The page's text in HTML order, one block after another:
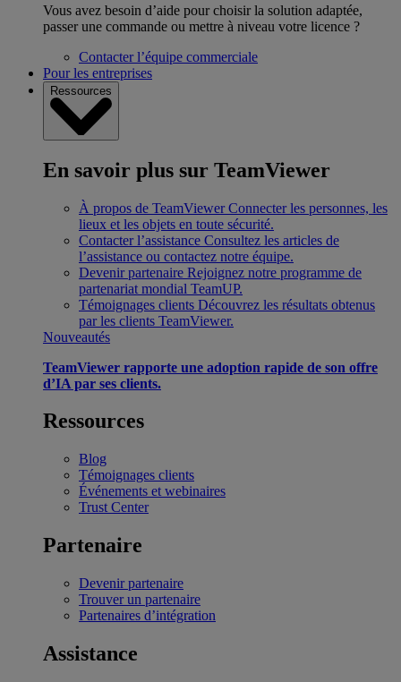
Vous avez besoin d’aide pour choisir la solution adaptée,
passer une commande ou mettre à niveau votre licence ?
Contacter l’équipe commerciale
Pour les entreprises
Ressources
En savoir plus sur TeamViewer
À propos de TeamViewer Connecter les personnes, les
lieux et les objets en toute sécurité.
Contacter l’assistance Consultez les articles de
l’assistance ou contactez notre équipe.
Devenir partenaire Rejoignez notre programme de
partenariat mondial TeamUP.
Témoignages clients Découvrez les résultats obtenus
par les clients TeamViewer.
Nouveautés
TeamViewer rapporte une adoption rapide de son offre
d’IA par ses clients.
Ressources
Blog
Témoignages clients
Événements et webinaires
Trust Center
Partenaire
Devenir partenaire
Trouver un partenaire
Partenaires d’intégration
Assistance